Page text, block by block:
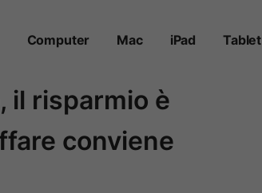
Computer Mac iPad Tablet
il risparmio è
conviene